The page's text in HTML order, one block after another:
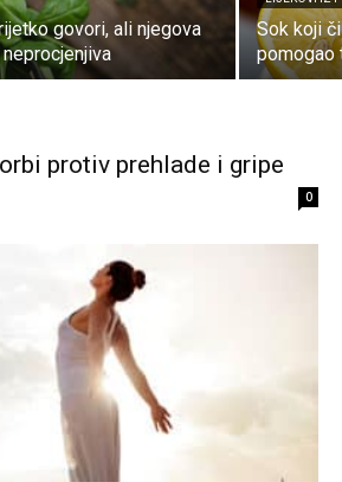
govori, ali njegova
je neprocjenjiva
Sok koji
pomogao
protiv prehlade i gripe
0